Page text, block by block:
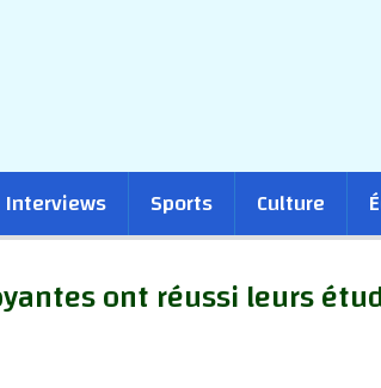
Interviews Sports Culture
ont réussi leurs